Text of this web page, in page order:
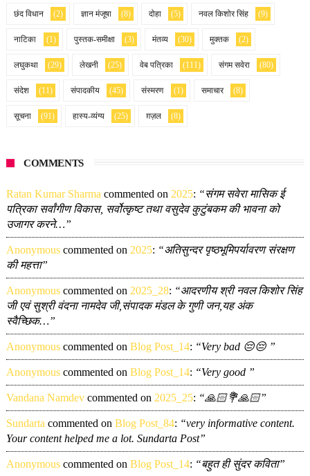
छंद विधान (2) ज्ञान मंजूषा (8) दोहा (5) नवल किशोर सिंह (9)
नाटिका (1) पुस्तक-समीक्षा (3) मंतव्य (30) मुक्तक (2)
लघुकथा (29) लेखनी (25) वेब पत्रिका (111) संगम सवेरा (80)
संदेश (11) संपादकीय (45) संस्मरण (1) समाचार (8)
सूचना (91) हास्य-व्यंग्य (25) ग़ज़ल (8)
COMMENTS
Ratan Kumar Sharma commented on 2025: “संगम सवेरा मासिक ई
पत्रिका सर्वांगीण विकास, सर्वोत्कृष्ट तथा वसुदेव कुटुंबकम की भावना को
उजागर करने…”
Anonymouscommented on 2025: “अतिसुन्दर पृष्ठभूमिपर्यावरण संरक्षण
की महत्ता”
Anonymouscommented on 2025_28: “आदरणीय श्री नवल किशोर सिंह
जी एवं सुश्री वंदना नामदेव जी,संपादक मंडल के गुणी जन,यह अंक
स्वैच्छिक…”
Anonymouscommented on Blog Post_14: “Very bad 😔😔 ”
Anonymouscommented on Blog Post_14: “Very good ”
Vandana Namdevcommented on 2025_25: “🙏🏻💐🙏🏻”
Sundarta commented on Blog Post_84: “very informative content.
Your content helped me a lot. Sundarta Post”
Anonymouscommented on Blog Post_14: “बहुत ही सुंदर कविता”